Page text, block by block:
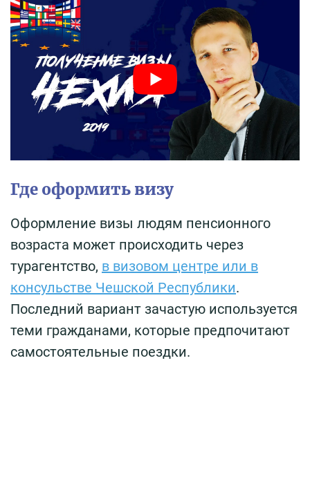
Где оформить визу
Оформление визы людям пенсионного
возраста может происходить через
турагентство, в визовом центре или в
консульстве Чешской Республики.
Последний вариант зачастую используется
теми гражданами, которые предпочитают
самостоятельные поездки.